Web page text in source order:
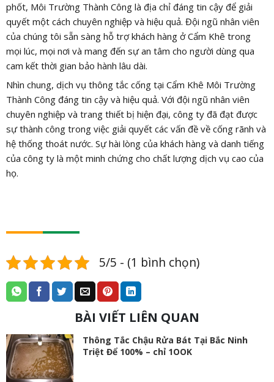
phốt, Môi Trường Thành Công là địa chỉ đáng tin cậy để giải
quyết một cách chuyên nghiệp và hiệu quả. Đội ngũ nhân viên
của chúng tôi sẵn sàng hỗ trợ khách hàng ở Cẩm Khê trong
mọi lúc, mọi nơi và mang đến sự an tâm cho người dùng qua
cam kết thời gian bảo hành lâu dài.
Nhìn chung, dịch vụ thông tắc cống tại Cẩm Khê Môi Trường
Thành Công đáng tin cậy và hiệu quả. Với đội ngũ nhân viên
chuyên nghiệp và trang thiết bị hiện đại, công ty đã đạt được
sự thành công trong việc giải quyết các vấn đề về cống rãnh và
hệ thống thoát nước. Sự hài lòng của khách hàng và danh tiếng
của công ty là một minh chứng cho chất lượng dịch vụ cao của
họ.
5/5 - (1 bình chọn)
BÀI VIẾT LIÊN QUAN
Thông Tắc Chậu Rửa Bát Tại Bắc Ninh
Triệt Để 100% – chỉ 1OOK